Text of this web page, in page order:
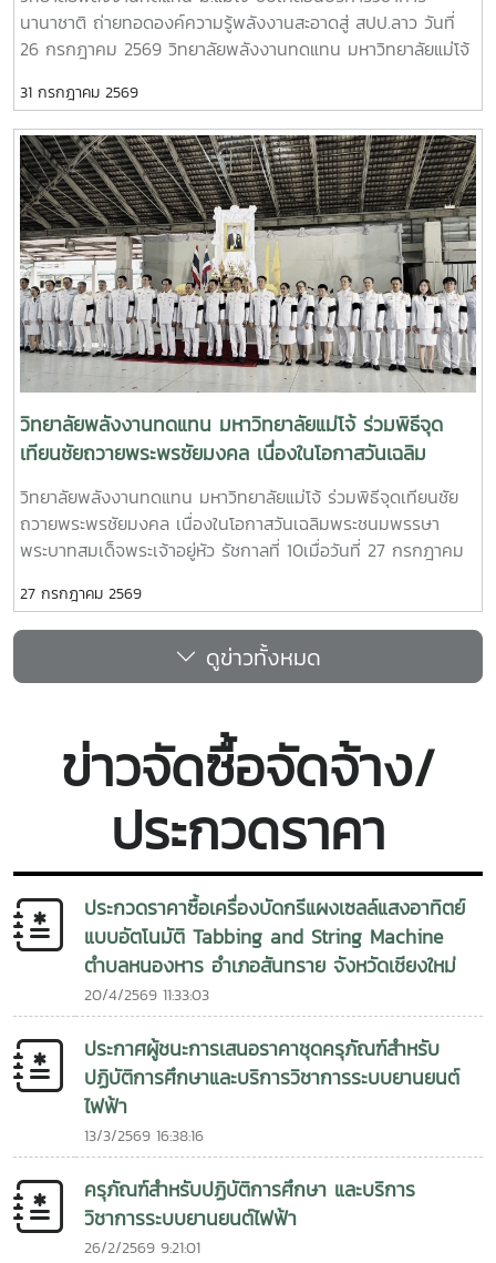
อรรถเวชกุล เป็นวิทยากร ถ่ายทอดความรู้เกี่ยวกับการประยุกต์ใช้
พลังงานทดแทนเพื่อการพัฒนาชุมชนและการรับมือกับการ
เปลี่ยนแปลงสภาพภูมิอากาศ พร้อมกิจกรรมฝึกปฏิบัติจริง เพื่อ
เสริมสร้างทักษะและความมั่นใจในการนำองค์ความรู้ไปใช้ประโยชน์
หัวข้อสำคัญในการอบรม ประกอบด้วย- การติดตั้งระบบสูบน้ำ
พลังงานแสงอาทิตย์อย่างถูกต้อง- หลักการทำงาน การใช้งาน
และการบำรุงรักษาระบบ - การประยุกต์ใช้พลังงานทดแทนเพื่อ
การพัฒนาชุมชนและการปรับตัวต่อการเปลี่ยนแปลงสภาพภูมิ
อากาศ การฝึกปฏิบัติจริง เพื่อเสริมสร้างทักษะในการใช้งานระบบ
ภายหลังการอบรม ได้มีพิธีลงนาม บันทึกข้อตกลงความร่วมมือ
(Memorandum of Understanding : MOU) ระหว่างหน่วยงาน
จากประเทศไทยและสาธารณรัฐประชาธิปไตยประชาชนลาว เพื่อ
สร้างเครือข่ายความร่วมมือด้านวิชาการ การวิจัยและนวัตกรรม
การพัฒนาหลักสูตร การฝึกอบรม การพัฒนาบุคลากร และการ
ส่งเสริมโรงเรียนต้นแบบด้านสิ่งแวดล้อมและพลังงานสะอาดใน
พื้นที่แขวงหลวงพระบางความร่วมมือครั้งนี้นับเป็นอีกก้าวสำคัญ
ของการเชื่อมโยงเครือข่ายระหว่างประเทศไทยและ สปป.ลาว ใน
พลังงานสะอาด เพื่อยกระดับคุณภาพชีวิตของประชาชน พร้อม
ร่วมสร้างสังคมที่เป็นมิตรต่อสิ่งแวดล้อม และก้าวสู่การพัฒนาที่
ยั่งยืนร่วมกันในอนาคต
นานาชาติ ถ่ายทอดองค์ความรู้พลังงานสะอาดสู่ สปป.ลาว วันที่
26 กรกฎาคม 2569 วิทยาลัยพลังงานทดแทน มหาวิทยาลัยแม่โจ้
บัณฑิตศึกษา ลงพื้นที่ โรงเรียนประถมสมบูรณ์พูเหล็กเจริญ
แขวงหลวงพระบาง สาธารณรัฐประชาธิปไตยประชาชนลาว เพื่อ
ดำเนิน โครงการบริการวิชาการนานาชาติ ภายใต้หัวข้อ “การใช้
พลังงานทดแทนเพื่อการปรับตัวต่อการเปลี่ยนแปลงสภาพภูมิ
อากาศ” การดำเนินงานครั้งนี้มุ่งถ่ายทอดองค์ความรู้ควบคู่กับ
การลงมือปฏิบัติจริง โดยคณะวิทยากรได้ร่วมทำงานกับครู
บุคลากร และชุมชนในพื้นที่ เพื่อพัฒนาระบบพลังงานสะอาดให้
สามารถนำไปใช้งานได้อย่างมีประสิทธิภาพและเกิดความยั่งยืน
กิจกรรมสำคัญประกอบด้วย - ติดตั้งระบบสูบน้ำพลังงานแสง
อาทิตย์สำหรับใช้งานภายในโรงเรียน - ถ่ายทอดความรู้เกี่ยวกับ
หลักการออกแบบ การทำงาน และองค์ประกอบของระบบสูบน้ำ
พลังงานแสงอาทิตย์ - ฝึกปฏิบัติการติดตั้ง การใช้งาน และการ
บำรุงรักษาระบบร่วมกับครูและผู้เข้าร่วมกิจกรรม - สร้างการมี
ส่วนร่วมระหว่างสถาบันการศึกษา หน่วยงานภาครัฐ และชุมชน
หมายในการส่งเสริมการใช้พลังงานทดแทน เพิ่มการเข้าถึง
พลังงานสะอาด ลดผลกระทบจากการเปลี่ยนแปลงสภาพภูมิ
อากาศ และยกระดับคุณภาพชีวิตของชุมชน พร้อมสร้างต้นแบบ
ดำเนินกิจกรรมในครั้งนี้สะท้อนถึงความมุ่งมั่นของวิทยาลัย
พลังงานทดแทน มหาวิทยาลัยแม่โจ้ ในการนำองค์ความรู้
เทคโนโลยี และนวัตกรรมด้านพลังงานทดแทนไปสร้างประโยชน์แก่
สังคม พร้อมส่งเสริมความร่วมมือทางวิชาการระหว่างประเทศไทย
ภูมิภาคพลังงานสะอาด สร้างโอกาส พัฒนาคุณภาพชีวิต และ
เชื่อมโยงความร่วมมือสู่อนาคตที่ยั่งยืน ไม่เอาอิโมจิ
31 กรกฎาคม 2569
วิทยาลัยพลังงานทดแทน มหาวิทยาลัยแม่โจ้ ร่วมพิธีจุด
เทียนชัยถวายพระพรชัยมงคล เนื่องในโอกาสวันเฉลิม
พระชนมพรรษา พระบาทสมเด็จพระเจ้าอยู่หัว รัชกาลที่ 10
วิทยาลัยพลังงานทดแทน มหาวิทยาลัยแม่โจ้ ร่วมพิธีจุดเทียนชัย
ถวายพระพรชัยมงคล เนื่องในโอกาสวันเฉลิมพระชนมพรรษา
พระบาทสมเด็จพระเจ้าอยู่หัว รัชกาลที่ 10เมื่อวันที่ 27 กรกฎาคม
ศาสตราจารย์.ดร.ธเนศ ชัยชนะ รองคณบดีฝ่ายวิชาการและพัฒนา
นักศึกษา พร้อมด้วยบุคลากรวิทยาลัยพลังงานทดแทน เป็น
ตัวแทนเข้าร่วมพิธี จุดเทียนชัยถวายพระพรชัยมงคล เนื่องใน
โอกาสวันเฉลิมพระชนมพรรษา พระบาทสมเด็จพระวชิรเกล้าเจ้าอยู่
ความจงรักภักดี และสำนึกในพระมหากรุณาธิคุณอันหาที่สุด
มิได้ ภายในพิธี ผู้เข้าร่วมได้ร่วมกันถวายราชสดุดี กล่าวถวาย
พระพรชัยมงคล และจุดเทียนชัยถวายพระพร ท่ามกลาง
บรรยากาศที่เปี่ยมด้วยความสง่างาม ความสามัคคี และความภาค
ภูมิใจของพสกนิกรชาวไทยทุกหมู่เหล่า การเข้าร่วมกิจกรรมในครั้ง
นี้ สะท้อนถึงความมุ่งมั่นของวิทยาลัยพลังงานทดแทนในการส่ง
เสริมคุณธรรม จริยธรรม และการมีส่วนร่วมในกิจกรรมสำคัญ
ของชาติ พร้อมทั้งร่วมสืบสานและเทิดทูนสถาบันพระมหากษัตริย์
ซึ่งเป็นศูนย์รวมจิตใจของปวงชนชาวไทย
27 กรกฎาคม 2569
ดูข่าวทั้งหมด
ข่าวจัดซื้อจัดจ้าง/
ประกวดราคา
ประกวดราคาซื้อเครื่องบัดกรีแผงเซลล์แสงอาทิตย์
แบบอัตโนมัติ Tabbing and String Machine
ตำบลหนองหาร อำเภอสันทราย จังหวัดเชียงใหม่
20/4/2569 11:33:03
ประกาศผู้ชนะการเสนอราคาชุดครุภัณฑ์สำหรับ
ปฏิบัติการศึกษาและบริการวิชาการระบบยานยนต์
ไฟฟ้า
13/3/2569 16:38:16
ครุภัณฑ์สำหรับปฏิบัติการศึกษา และบริการ
วิชาการระบบยานยนต์ไฟฟ้า
26/2/2569 9:21:01